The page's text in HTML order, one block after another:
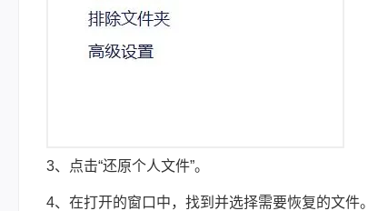
3、点击“还原个人文件”。
4、在打开的窗口中，找到并选择需要恢复的文件。